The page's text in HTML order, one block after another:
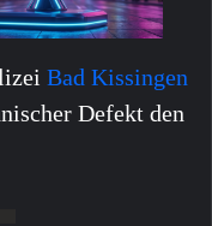
Bad Kissingen
Defekt den